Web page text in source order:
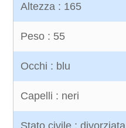
Altezza : 165
Peso : 55
Occhi : blu
Capelli : neri